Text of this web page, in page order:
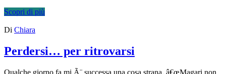
Scopri di più
Di Chiara
Perdersi… per ritrovarsi
Qualche giorno fa mi Ã¨ successa una cosa strana. â€œMagari non